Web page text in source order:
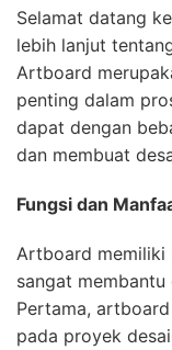
Selamat datang
lebih lanjut
Artboard
penting dalam
dapat dengan
dan membuat
Fungsi dan
Artboard memiliki
sangat
Pertama,
pada proyek